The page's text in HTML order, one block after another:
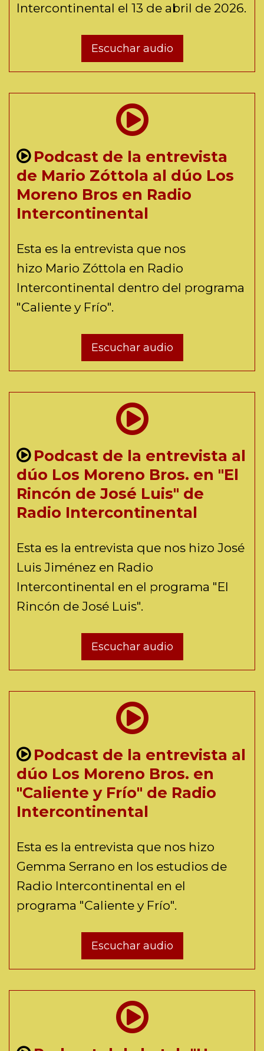
Intercontinental el 13 de abril de 2026.
Escuchar audio
Podcast de la entrevista
de Mario Zóttola al dúo Los
Moreno Bros en Radio
Intercontinental
Esta es la entrevista que nos
hizo Mario Zóttola en Radio
Intercontinental dentro del programa
"Caliente y Frío".
Escuchar audio
Podcast de la entrevista al
dúo Los Moreno Bros. en "El
Rincón de José Luis" de
Radio Intercontinental
Esta es la entrevista que nos hizo José
Luis Jiménez en Radio
Intercontinental en el programa "El
Rincón de José Luis".
Escuchar audio
Podcast de la entrevista al
dúo Los Moreno Bros. en
"Caliente y Frío" de Radio
Intercontinental
Esta es la entrevista que nos hizo
Gemma Serrano en los estudios de
Radio Intercontinental en el
programa "Caliente y Frío".
Escuchar audio